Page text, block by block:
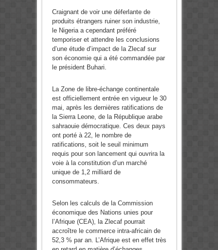
Craignant de voir une déferlante de
produits étrangers ruiner son industrie,
le Nigeria a cependant préféré
temporiser et attendre les conclusions
d’une étude d’impact de la Zlecaf sur
son économie qui a été commandée par
le président Buhari.
La Zone de libre-échange continentale
est officiellement entrée en vigueur le 30
mai, après les dernières ratifications de
la Sierra Leone, de la République arabe
sahraouie démocratique. Ces deux pays
ont porté à 22, le nombre de
ratifications, soit le seuil minimum
requis pour son lancement qui ouvrira la
voie à la constitution d’un marché
unique de 1,2 milliard de
consommateurs.
Selon les calculs de la Commission
économique des Nations unies pour
l’Afrique (CEA), la Zlecaf pourrait
accroître le commerce intra-africain de
52,3 % par an. L’Afrique est en effet très